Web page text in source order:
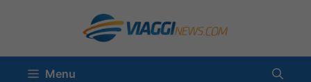
contenuto
Menu